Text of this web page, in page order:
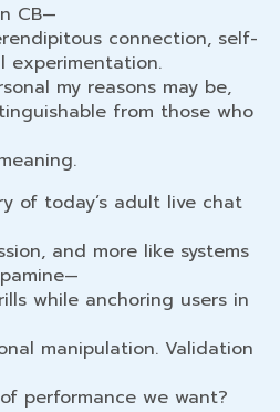
CB—
connection, self-
experimentation.
my reasons may be,
from those who
of today’s adult live chat
and more like systems
while anchoring users in
manipulation. Validation
performance we want?